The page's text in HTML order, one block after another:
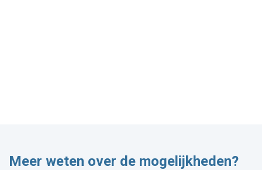
Meer weten over de mogelijkheden?